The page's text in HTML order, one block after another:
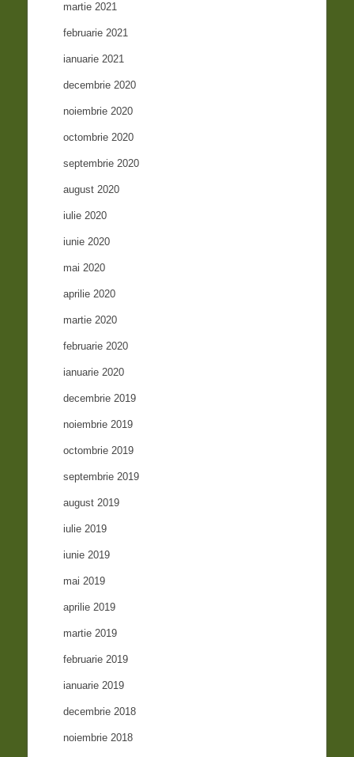
martie 2021
februarie 2021
ianuarie 2021
decembrie 2020
noiembrie 2020
octombrie 2020
septembrie 2020
august 2020
iulie 2020
iunie 2020
mai 2020
aprilie 2020
martie 2020
februarie 2020
ianuarie 2020
decembrie 2019
noiembrie 2019
octombrie 2019
septembrie 2019
august 2019
iulie 2019
iunie 2019
mai 2019
aprilie 2019
martie 2019
februarie 2019
ianuarie 2019
decembrie 2018
noiembrie 2018